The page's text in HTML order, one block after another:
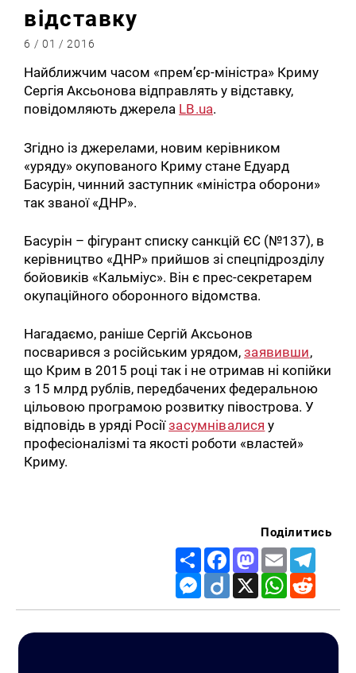
відставку
6 / 01 / 2016
Найближчим часом «прем’єр-міністра» Криму
Сергія Аксьонова відправлять у відставку,
повідомляють джерела LB.ua.
Згідно із джерелами, новим керівником
«уряду» окупованого Криму стане Едуард
Басурін, чинний заступник «міністра оборони»
так званої «ДНР».
Басурін – фігурант списку санкцій ЄС (№137), в
керівництво «ДНР» прийшов зі спецпідрозділу
бойовиків «Кальміус». Він є прес-секретарем
окупаційного оборонного відомства.
Нагадаємо, раніше Сергій Аксьонов
посварився з російським урядом,заявивши,
що Крим в 2015 році так і не отримав ні копійки
з 15 млрд рублів, передбачених федеральною
цільовою програмою розвитку півострова. У
відповідь в уряді Росіїзасумнівалися у
професіоналізмі та якості роботи «властей»
Криму.
Поділитись
Share FacebookMastodon
Email
Messenger
Diigo X WhatsApp